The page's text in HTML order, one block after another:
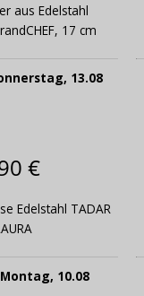
aus Edelstahl
17 cm
13.08
€
Edelstahl TADAR
Montag, 10.08